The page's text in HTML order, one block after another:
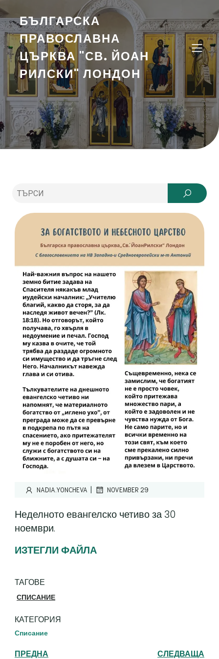
БЪЛГАРСКА
ПРАВОСЛАВНА
ЦЪРКВА "СВ. ЙОАН
РИЛСКИ" ЛОНДОН
NADIA.YONCHEVA | NOVEMBER 29
Неделното евангелско четиво за 30
ноември.
ИЗТЕГЛИ ФАЙЛА
ТАГОВЕ
СПИСАНИЕ
КАТЕГОРИЯ
Списание
ПРЕДНА СЛЕДВАЩА